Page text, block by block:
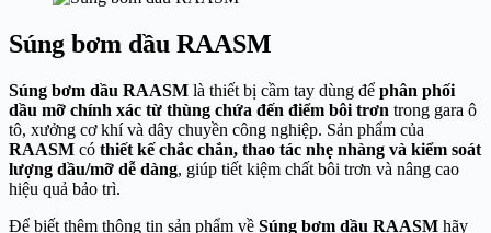
Súng bơm dầu RAASM
Súng bơm dầu RAASM là thiết bị cầm tay dùng để phân phối
dầu mỡ chính xác từ thùng chứa đến điểm bôi trơn trong gara ô
tô, xưởng cơ khí và dây chuyền công nghiệp. Sản phẩm của
RAASM có thiết kế chắc chắn, thao tác nhẹ nhàng và kiểm soát
lượng dầu/mỡ dễ dàng, giúp tiết kiệm chất bôi trơn và nâng cao
hiệu quả bảo trì.
Để biết thêm thông tin sản phẩm về Súng bơm dầu RAASM hãy